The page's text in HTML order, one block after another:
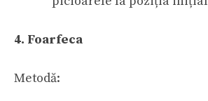
4. Foarfeca
Metodă: